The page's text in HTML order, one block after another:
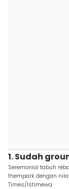
1. Sudah
Seremonial tabuh
thempark dengan
Times/Istimewa